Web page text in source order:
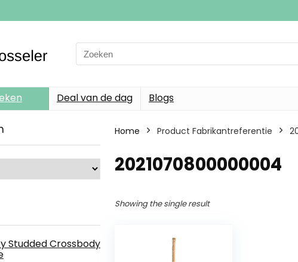
Search
for:
Deal van de dag Blogs
Studded Crossbody
Home Product Fabrikantreferentie
2021070800000004
Showing the single result